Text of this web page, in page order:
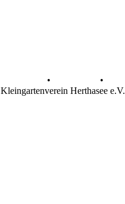
•
•
Herthasee e.V.